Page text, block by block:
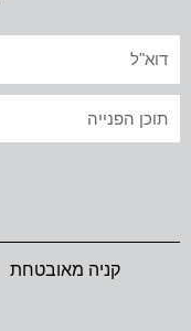
קניה